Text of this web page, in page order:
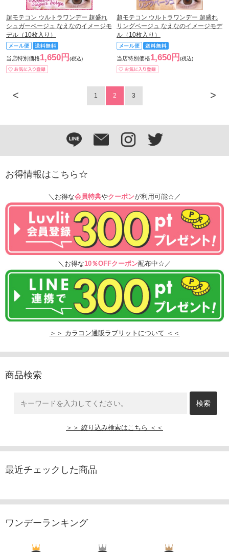
超モテコン ウルトラワンデー 超盛れ
シュガーベージュ なえなのイメージモ
デル（10枚入り）
当店特別価格1,650円 (税込)
超モテコン ウルトラワンデー 超盛れ
リングベージュ なえなのイメージモデ
ル（10枚入り）
当店特別価格1,650円 (税込)
< >
1 2 3
お得情報はこちら☆
＼お得な会員特典やクーポンが利用可能☆／
＼お得な10％OFFクーポン配布中☆／
＞＞ カラコン通販ラブリットについて ＜＜
商品検索
＞＞ 絞り込み検索はこちら ＜＜
最近チェックした商品
ワンデーランキング